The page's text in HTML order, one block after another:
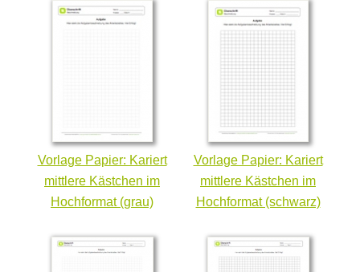
Vorlage Papier: Kariert
mittlere Kästchen im
Hochformat (grau)
Vorlage Papier: Kariert
mittlere Kästchen im
Hochformat (schwarz)